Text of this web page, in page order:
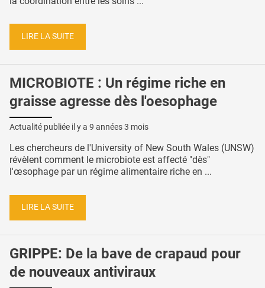
LIRE LA SUITE
MICROBIOTE : Un régime riche en
graisse agresse dès l'oesophage
Actualité publiée il y a 9 années 3 mois
Les chercheurs de l'University of New South Wales (UNSW)
révèlent comment le microbiote est affecté "dès"
l'œsophage par un régime alimentaire riche en ...
LIRE LA SUITE
GRIPPE: De la bave de crapaud pour
de nouveaux antiviraux